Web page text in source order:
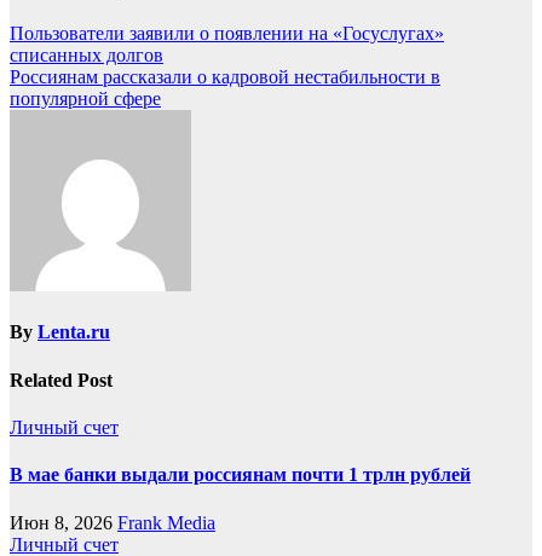
Пользователи заявили о появлении на «Госуслугах»
списанных долгов
Россиянам рассказали о кадровой нестабильности в
популярной сфере
By Lenta.ru
Related Post
Личный счет
В мае банки выдали россиянам почти 1 трлн рублей
Июн 8, 2026 Frank Media
Личный счет